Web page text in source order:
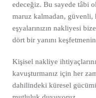
edeceğiz. Bu sayede tâbi
maruz kalmadan, güvenli,
eşyalarınızın nakliyesi
dört bir yanını
Kişisel nakliye
kavuşturmanız için her
dahilindeki küresel